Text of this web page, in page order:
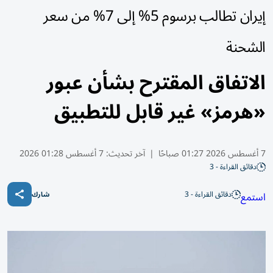
إيران تطالب برسوم 5% إلى 7% من سعر
الشحنة
الاتفاق المقترح بشأن عبور
«هرمز» غير قابل للتطبيق
7 أغسطس 2026 01:27 صباحًا | آخر تحديث:7 أغسطس 01:28 2026
دقائق القراءة - 3
استمع دقائق القراءة - 3 شارك